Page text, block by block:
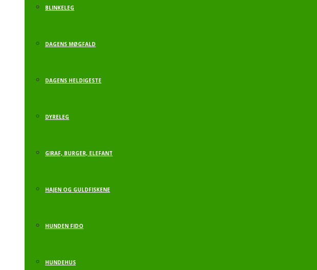
BLINKELEG
DAGENS MØGFALD
DAGENS HELDIGESTE
DYRELEG
GIRAF, BURGER, ELEFANT
HAJEN OG GULDFISKENE
HUNDEN FIDO
HUNDEHUS